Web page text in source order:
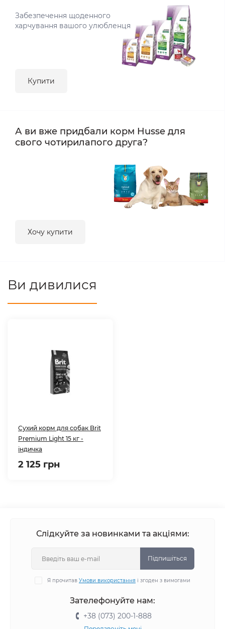
Забезпечення щоденного
харчування вашого улюбленця
Купити
А ви вже придбали корм Husse для
свого чотирилапого друга?
Хочу купити
Ви дивилися
Сухий корм для собак Brit
Premium Light 15 кг -
індичка
2 125 грн
Слідкуйте за новинками та акціями:
Підпишіться
Я прочитав Умови використання і згоден з вимогами
Зателефонуйте нам:
+38 (073) 200-1-888